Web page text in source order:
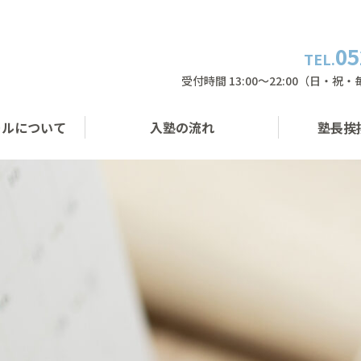
TEL.
受付時間 13:00〜22:00（日・祝・
について 入塾の流れ 塾長挨